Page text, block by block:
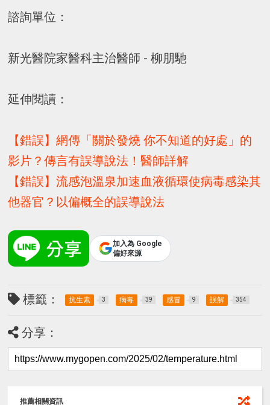
諮詢單位：
新光醫院家醫科主治醫師 - 柳朋馳
延伸閱讀：
【錯誤】網傳「關於發燒 你不知道的好處」的
影片？傳言有誤導說法！醫師詳解
【錯誤】流感泡溫泉加速血液循環使病毒感染其
他器官？以偏概全的誤導說法
加入為 Google
偏好來源
標籤： 抗生素 3 病毒 39 感冒 9 誤解 354
分享：
推薦相關資訊